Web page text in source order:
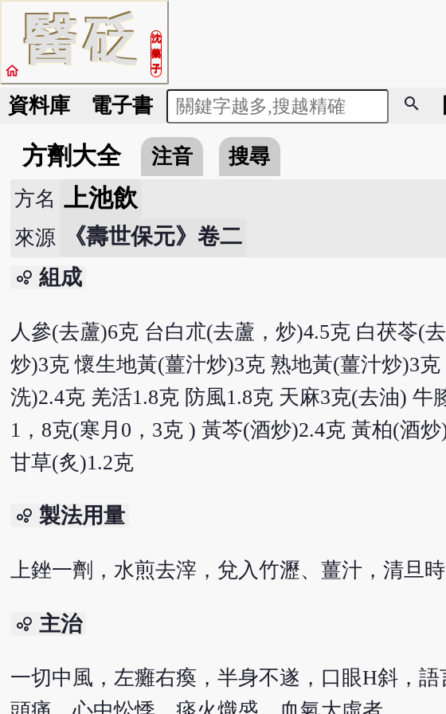
醫砭
沈
藥
子
home
資料庫 電子書 search
方劑大全 注音 搜尋
方名 上池飲
來源 《壽世保元》卷二
bubble_chart 組成
人參(去蘆)6克 台白朮(去蘆，炒)4.5克 白茯苓(
炒)3克 懷生地黃(薑汁炒)3克 熟地黃(薑汁炒)3
洗)2.4克 羌活1.8克 防風1.8克 天麻3克(去油)
1，8克(寒月0，3克 ) 黃芩(酒炒)2.4克 黃柏(酒
甘草(炙)1.2克
bubble_chart 製法用量
上銼一劑，水煎去滓，兌入竹瀝、薑汁，清旦
bubble_chart 主治
一切中風，左癱右瘓，半身不遂，口眼Н斜，